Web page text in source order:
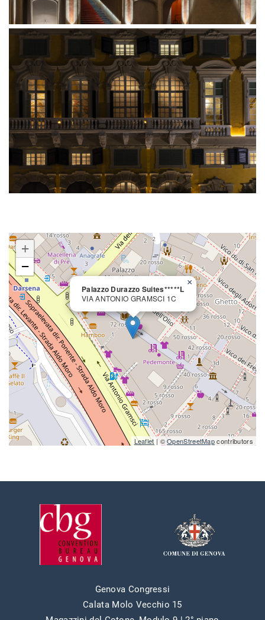
Palazzo Durazzo Suites*****L
VIA ANTONIO GRAMSCI 1C
×
+
−
Leaflet | ©OpenStreetMapcontributors
Genova Congressi
Calata Molo Vecchio 15